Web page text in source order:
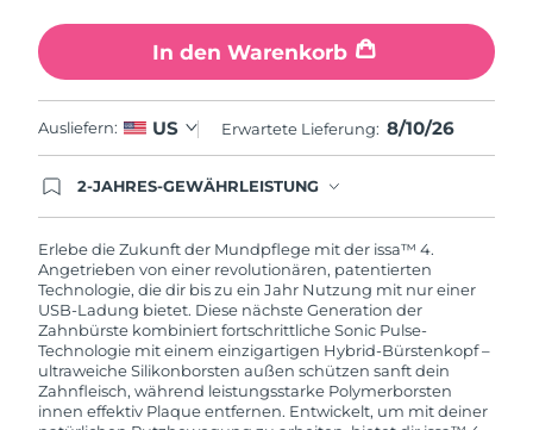
In den Warenkorb
Ausliefern: US Erwartete Lieferung: 8/10/26
2-JAHRES-GEWÄHRLEISTUNG
innerhalb eines Jahres ab Kaufdatum Anlass zur
Beanstandung deines FOREO-Produktes haben
solltest, bekommst du dieses Produkt von
FOREO gratis ersetzt.
Erlebe die Zukunft der Mundpflege mit der issa™ 4.
Angetrieben von einer revolutionären, patentierten
Technologie, die dir bis zu ein Jahr Nutzung mit nur einer
USB-Ladung bietet. Diese nächste Generation der
Zahnbürste kombiniert fortschrittliche Sonic Pulse-
Technologie mit einem einzigartigen Hybrid-Bürstenkopf –
ultraweiche Silikonborsten außen schützen sanft dein
Zahnfleisch, während leistungsstarke Polymerborsten
innen effektiv Plaque entfernen. Entwickelt, um mit deiner